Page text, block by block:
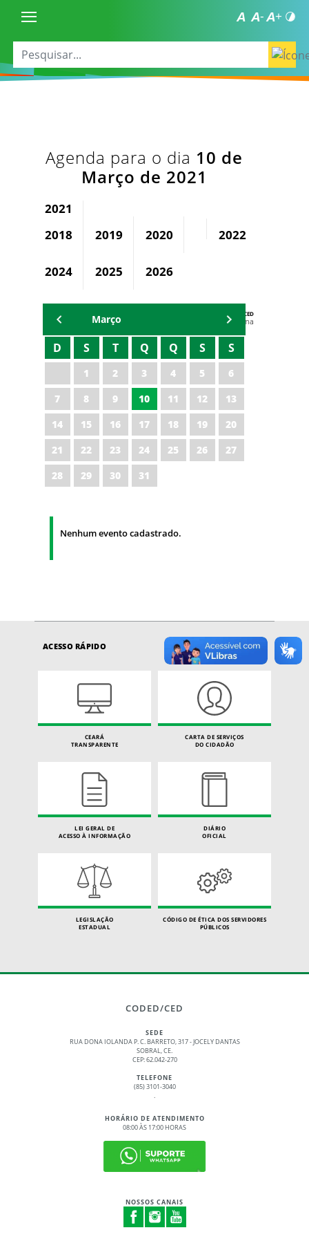
Agenda para o dia 10 de
Março de 2021
2021
2018
2019 2020 2022
2024 2025 2026
AGENDA DA CODED/CED
Vagna Lima
Março
D S T Q Q S S
1 2 3 4 5
6
7
8 9 10 11 12
13
14
15 16 17 18 19
20
21
22 23 24 25 26
27
28
29 30 31
Nenhum evento cadastrado.
ACESSO RÁPIDO
CEARÁ
TRANSPARENTE
CARTA DE SERVIÇOS
DO CIDADÃO
LEI GERAL DE
ACESSO À INFORMAÇÃO
DIÁRIO
OFICIAL
LEGISLAÇÃO
ESTADUAL
CÓDIGO DE ÉTICA DOS SERVIDORES
PÚBLICOS
CODED/CED
SEDE
RUA DONA IOLANDA P. C. BARRETO, 317 - JOCELY DANTAS
SOBRAL, CE.
CEP: 62.042-270
TELEFONE
(85) 3101-3040
.
HORÁRIO DE ATENDIMENTO
08:00 ÀS 17:00 HORAS
NOSSOS CANAIS